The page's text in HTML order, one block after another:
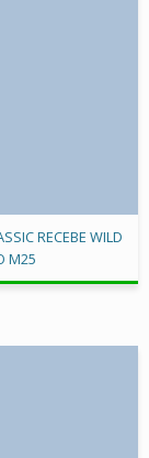
RECEBE WILD
M25